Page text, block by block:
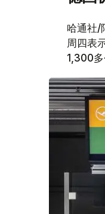
哈通社/
周四表
1,300多